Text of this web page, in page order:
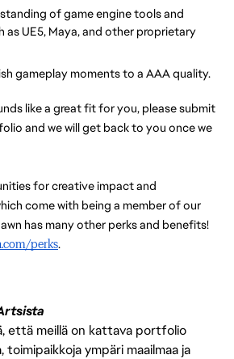
of game engine tools and
as UE5, Maya, and other proprietary
gameplay moments to a AAA quality.
like a great fit for you, please submit
and we will get back to you once we
for creative impact and
come with being a member of our
has many other perks and benefits!
perks.
että meillä on kattava portfolio
toimipaikkoja ympäri maailmaa ja